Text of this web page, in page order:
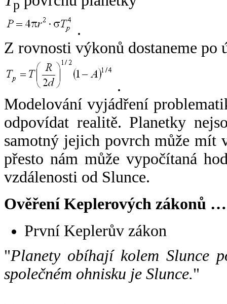
p
.
Z rovnosti výkonů dostaneme po
.
Modelování vyjádření
odpovídat realitě. Planetky
samotný jejich povrch může mít
přesto nám může vypočítaná
vzdálenosti od Slunce.
Ověření Keplerových zákonů …
První Keplerův zákon
"Planety obíhají kolem Slunce
společném ohnisku je Slunce."